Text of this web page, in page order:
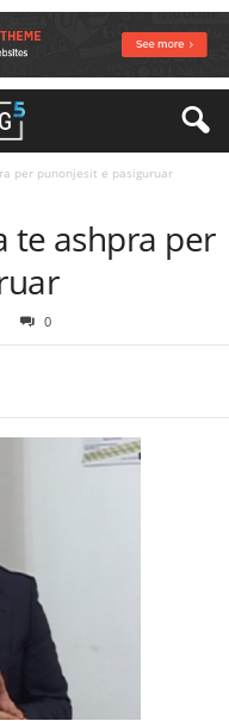
per punonjesit e pasiguruar
te ashpra per
0